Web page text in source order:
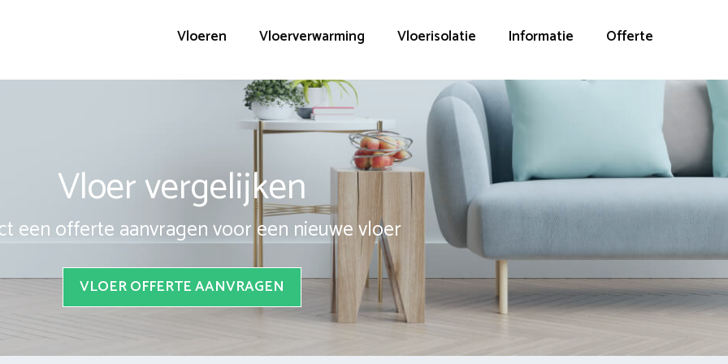
Vloeren Vloerverwarming Vloerisolatie Informatie Offerte
Vloer vergelijken
een offerte aanvragen voor een nieuwe vloer
VLOER OFFERTE AANVRAGEN